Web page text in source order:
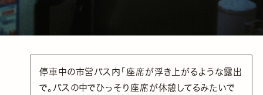
停車中の市営バス内「座席が浮き上がるような露出
で。バスの中でひっそり座席が休憩してるみたいで